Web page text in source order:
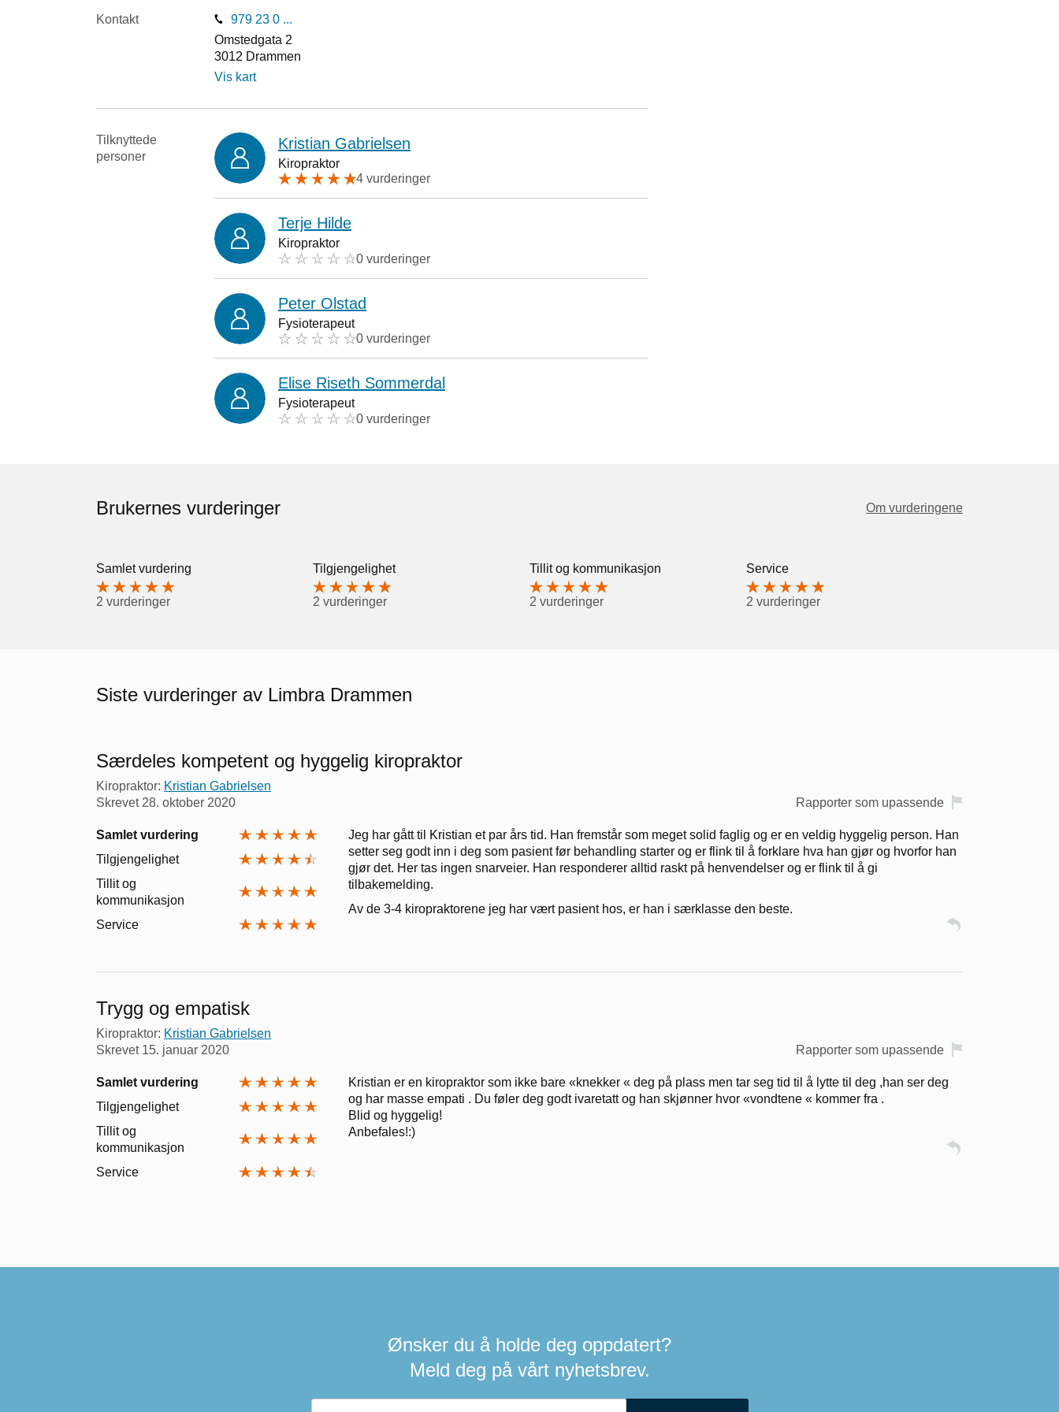
Kontakt
979 23 0 ...
Omstedgata 2
3012 Drammen
Vis kart
Tilknyttede
personer
Kristian Gabrielsen
Kiropraktor
4 vurderinger
Terje Hilde
Kiropraktor
0 vurderinger
Peter Olstad
Fysioterapeut
0 vurderinger
Elise Riseth Sommerdal
Fysioterapeut
0 vurderinger
Brukernes vurderinger Om vurderingene
Samlet vurdering
2 vurderinger
Tilgjengelighet
2 vurderinger
Tillit og kommunikasjon
2 vurderinger
Service
2 vurderinger
Siste vurderinger av Limbra Drammen
Særdeles kompetent og hyggelig kiropraktor
Kiropraktor: Kristian Gabrielsen
Skrevet 28. oktober 2020 Rapporter som upassende
Samlet vurdering
Tilgjengelighet
Tillit og
kommunikasjon
Service
Jeg har gått til Kristian et par års tid. Han fremstår som meget solid faglig og er en veldig hyggelig person. Han
setter seg godt inn i deg som pasient før behandling starter og er flink til å forklare hva han gjør og hvorfor han
gjør det. Her tas ingen snarveier. Han responderer alltid raskt på henvendelser og er flink til å gi
tilbakemelding.
Av de 3-4 kiropraktorene jeg har vært pasient hos, er han i særklasse den beste.
Trygg og empatisk
Kiropraktor: Kristian Gabrielsen
Skrevet 15. januar 2020 Rapporter som upassende
Samlet vurdering
Tilgjengelighet
Tillit og
kommunikasjon
Service
Kristian er en kiropraktor som ikke bare «knekker « deg på plass men tar seg tid til å lytte til deg ,han ser deg
og har masse empati . Du føler deg godt ivaretatt og han skjønner hvor «vondtene « kommer fra .
Blid og hyggelig!
Anbefales!:)
Ønsker du å holde deg oppdatert?
Meld deg på vårt nyhetsbrev.